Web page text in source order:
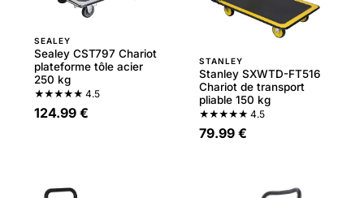
SEALEY
Sealey CST797 Chariot
plateforme tôle acier
250 kg
★★★★★ 4.5
124.99 €
STANLEY
Stanley SXWTD-FT516
Chariot de transport
pliable 150 kg
★★★★★ 4.5
79.99 €